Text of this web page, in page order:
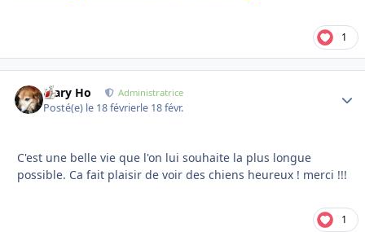
1
Mary Ho Administratrice
Posté(e) le 18 févrierle 18 févr.
C'est une belle vie que l'on lui souhaite la plus longue
possible. Ca fait plaisir de voir des chiens heureux ! merci !!!
1